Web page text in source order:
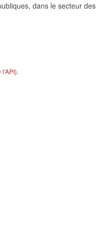
dans le secteur des
l'API).